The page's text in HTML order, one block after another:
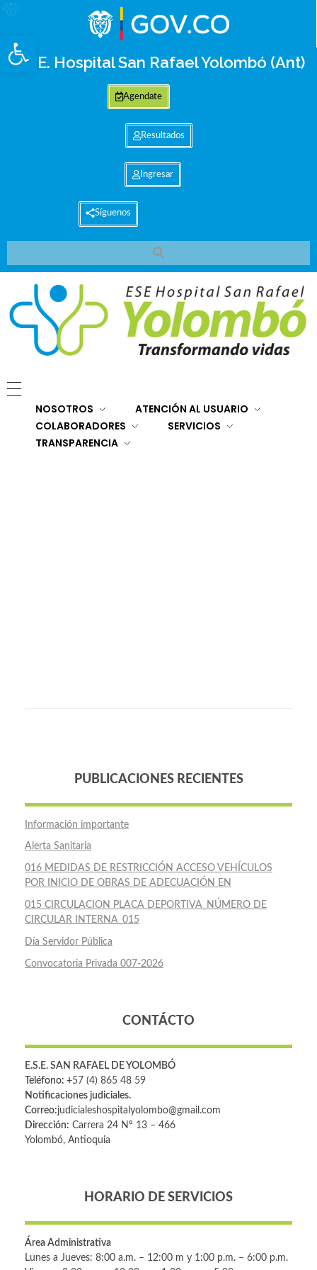
Abrir barra de herramientas
E.S.E. Hospital San Rafael Yolombó (Ant)
Agendate
Resultados
Ingresar
Síguenos
NOSOTROS
ATENCIÓN AL USUARIO
COLABORADORES
SERVICIOS
TRANSPARENCIA
PUBLICACIONES RECIENTES
Información importante
Alerta Sanitaria
016 MEDIDAS DE RESTRICCIÓN ACCESO VEHÍCULOS
POR INICIO DE OBRAS DE ADECUACIÓN EN
015 CIRCULACION PLACA DEPORTIVA_NÚMERO DE
CIRCULAR INTERNA_015
Día Servidor Pública
Convocatoria Privada 007-2026
CONTÁCTO
E.S.E. SAN RAFAEL DE YOLOMBÓ
Teléfono: +57 (4) 865 48 59
Notificaciones judiciales.
Correo:judicialeshospitalyolombo@gmail.com
Dirección: Carrera 24 Nº 13 – 466
Yolombó, Antioquia
HORARIO DE SERVICIOS
Área Administrativa
Lunes a Jueves: 8:00 a.m. – 12:00 m y 1:00 p.m. – 6:00 p.m.